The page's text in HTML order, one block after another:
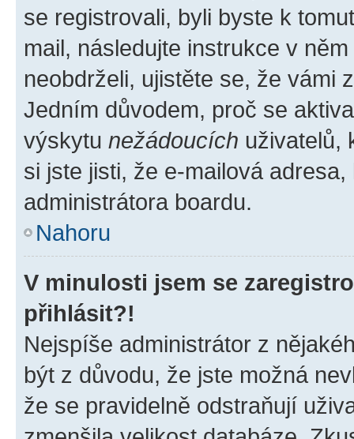
se registrovali, byli byste k
mail, následujte instrukce v
neobdrželi, ujistěte se, že vámi
Jedním důvodem, proč se
výskytu nežádoucích uživatelů,
si jste jisti, že e-mailová
administrátora boardu.
Nahoru
V minulosti jsem se
přihlásit?!
Nejspíše administrátor z
být z důvodu, že jste možná
že se pravidelně odstraňují